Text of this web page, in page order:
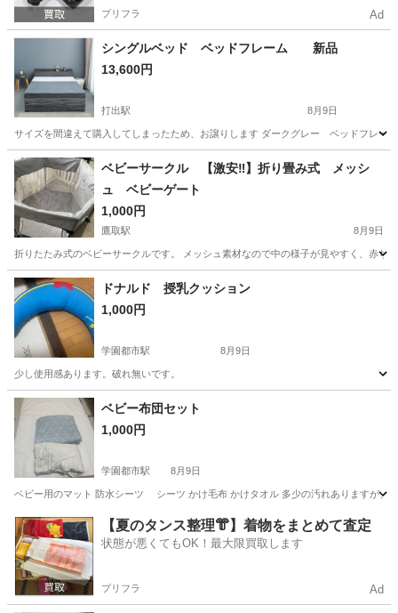
プリフラ Ad
シングルベッド ベッドフレーム 新品
13,600円
打出駅 8月9日
サイズを間違えて購入してしまったため、お譲りします ダークグレー ベッドフレー
兵庫 芦屋市 打出駅 ベッド
ベビーサークル 【激安‼️】折り畳み式 メッシ
ュ ベビーゲート
1,000円
鷹取駅 8月9日
折りたたみ式のベビーサークルです。 メッシュ素材なので中の様子が見やすく、赤
兵庫 神戸市 鷹取駅 収納家具
ドナルド 授乳クッション
1,000円
学園都市駅 8月9日
少し使用感あります。破れ無いです。
兵庫 神戸市 学園都市駅 寝具
ベビー布団セット
1,000円
学園都市駅 8月9日
ベビー用のマット 防水シーツ シーツ かけ毛布 かけタオル 多少の汚れありますが、
兵庫 神戸市 学園都市駅 寝具
【夏のタンス整理👘】着物をまとめて査定
状態が悪くてもOK！最大限買取します
プリフラ Ad